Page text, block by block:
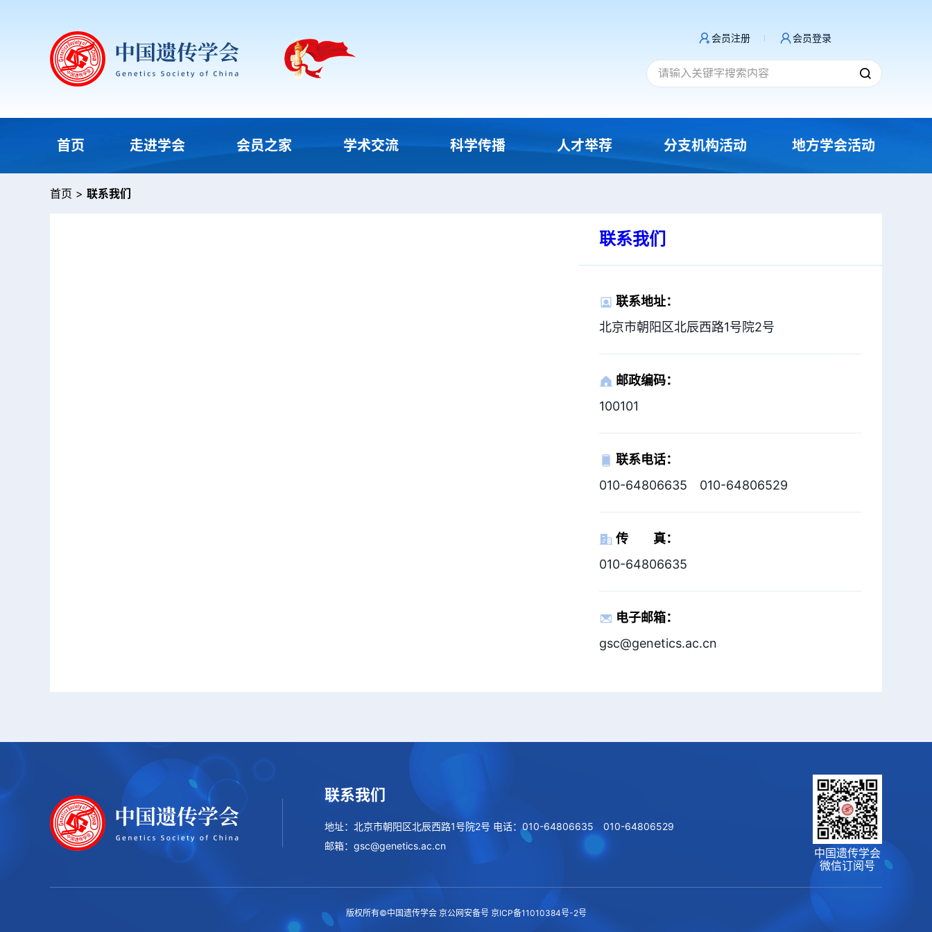
会员注册 会员登录
首页 走进学会 会员之家 学术交流 科学传播 人才举荐 分支机构活动 地方学会活动
首页 > 联系我们
联系我们
联系地址：
北京市朝阳区北辰西路1号院2号
邮政编码：
100101
联系电话：
010-64806635 010-64806529
传 真：
010-64806635
电子邮箱：
gsc@genetics.ac.cn
联系我们
地址：北京市朝阳区北辰西路1号院2号 电话：010-64806635 010-64806529
邮箱：gsc@genetics.ac.cn
中国遗传学会
微信订阅号
版权所有©中国遗传学会 京公网安备号 京ICP备11010384号-2号